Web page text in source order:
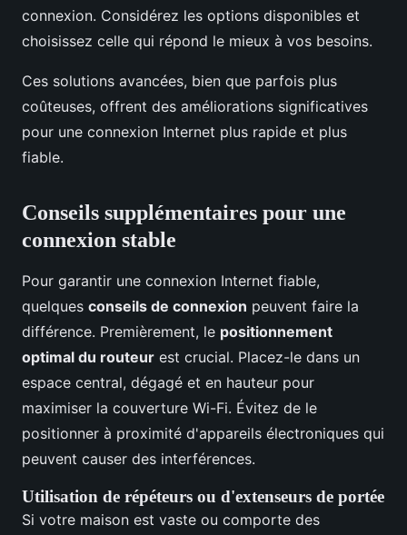
connexion. Considérez les options disponibles et
choisissez celle qui répond le mieux à vos besoins.
Ces solutions avancées, bien que parfois plus
coûteuses, offrent des améliorations significatives
pour une connexion Internet plus rapide et plus
fiable.
Conseils supplémentaires pour une
connexion stable
Pour garantir une connexion Internet fiable,
quelques conseils de connexion peuvent faire la
différence. Premièrement, le positionnement
optimal du routeur est crucial. Placez-le dans un
espace central, dégagé et en hauteur pour
maximiser la couverture Wi-Fi. Évitez de le
positionner à proximité d'appareils électroniques qui
peuvent causer des interférences.
Utilisation de répéteurs ou d'extenseurs de portée
Si votre maison est vaste ou comporte des